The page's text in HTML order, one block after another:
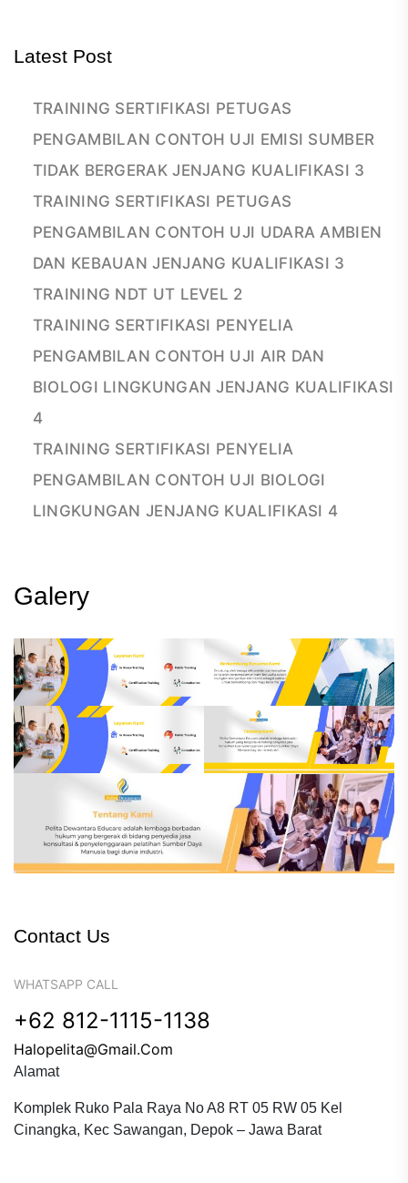
Latest Post
TRAINING SERTIFIKASI PETUGAS
PENGAMBILAN CONTOH UJI EMISI SUMBER
TIDAK BERGERAK JENJANG KUALIFIKASI 3
TRAINING SERTIFIKASI PETUGAS
PENGAMBILAN CONTOH UJI UDARA AMBIEN
DAN KEBAUAN JENJANG KUALIFIKASI 3
TRAINING NDT UT LEVEL 2
TRAINING SERTIFIKASI PENYELIA
PENGAMBILAN CONTOH UJI AIR DAN
BIOLOGI LINGKUNGAN JENJANG KUALIFIKASI
4
TRAINING SERTIFIKASI PENYELIA
PENGAMBILAN CONTOH UJI BIOLOGI
LINGKUNGAN JENJANG KUALIFIKASI 4
Galery
Contact Us
WHATSAPP CALL
+62 812-1115-1138
Halopelita@gmail.com
Alamat
Komplek Ruko Pala Raya No A8 RT 05 RW 05 Kel
Cinangka, Kec Sawangan, Depok – Jawa Barat